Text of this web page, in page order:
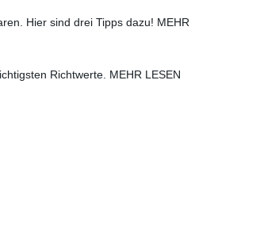
Hier sind drei Tipps dazu! MEHR
Richtwerte. MEHR LESEN